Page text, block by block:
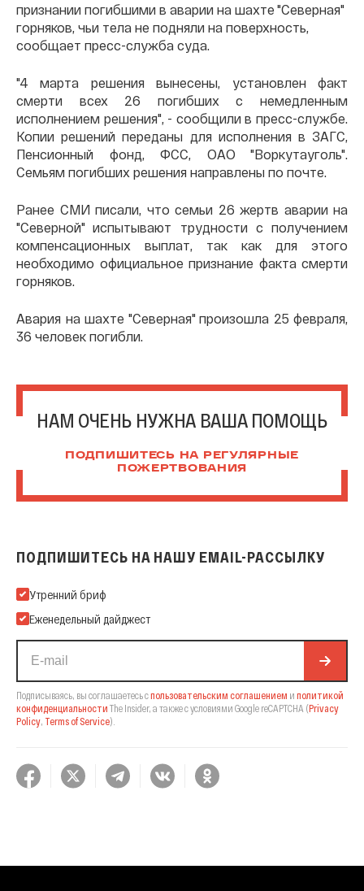
признании погибшими в аварии на шахте "Северная"
горняков, чьи тела не подняли на поверхность,
сообщает пресс-служба суда.
"4 марта решения вынесены, установлен факт
смерти всех 26 погибших с немедленным
исполнением решения", - сообщили в пресс-службе.
Копии решений переданы для исполнения в ЗАГС,
Пенсионный фонд, ФСС, ОАО "Воркутауголь".
Семьям погибших решения направлены по почте.
Ранее СМИ писали, что семьи 26 жертв аварии на
"Северной" испытывают трудности с получением
компенсационных выплат, так как для этого
необходимо официальное признание факта смерти
горняков.
Авария на шахте "Северная" произошла 25 февраля,
36 человек погибли.
НАМ ОЧЕНЬ НУЖНА ВАША ПОМОЩЬ
ПОДПИШИТЕСЬ НА РЕГУЛЯРНЫЕ
ПОЖЕРТВОВАНИЯ
ПОДПИШИТЕСЬ НА НАШУ EMAIL-РАССЫЛКУ
Подпишитесь на нашу Email-рассылку
Утренний бриф
Еженедельный дайджест
Подписываясь, вы соглашаетесь спользовательским соглашением и политикой
конфиденциальности The Insider, а также с условиями Google reCAPTCHA (Privacy
Policy, Terms of Service).